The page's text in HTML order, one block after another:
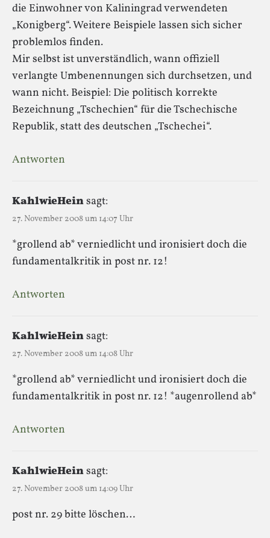
die Einwohner von Kaliningrad verwendeten
„Konigberg“. Weitere Beispiele lassen sich sicher
problemlos finden.
Mir selbst ist unverständlich, wann offiziell
verlangte Umbenennungen sich durchsetzen, und
wann nicht. Beispiel: Die politisch korrekte
Bezeichnung „Tschechien“ für die Tschechische
Republik, statt des deutschen „Tschechei“.
Antworten
KahlwieHeinsagt:
27. November 2008 um 14:07 Uhr
*grollend ab* verniedlicht und ironisiert doch die
fundamentalkritik in post nr. 12!
Antworten
KahlwieHeinsagt:
27. November 2008 um 14:08 Uhr
*grollend ab* verniedlicht und ironisiert doch die
fundamentalkritik in post nr. 12! *augenrollend ab*
Antworten
KahlwieHeinsagt:
27. November 2008 um 14:09 Uhr
post nr. 29 bitte löschen…